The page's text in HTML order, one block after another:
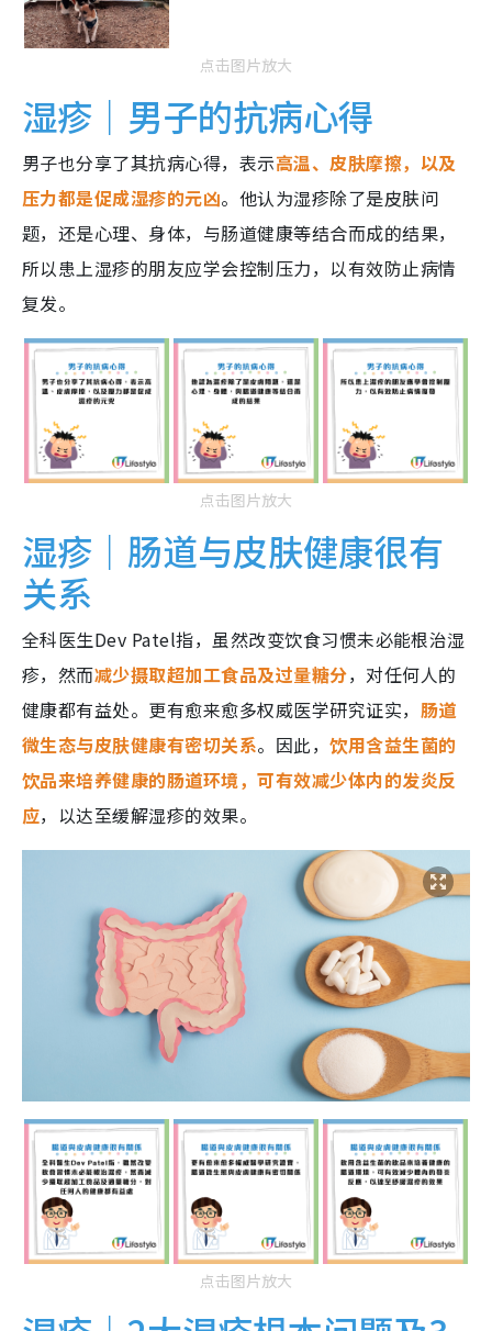
点击图片放大
湿疹｜男子的抗病心得
男子也分享了其抗病心得，表示高温、皮肤摩擦，以及
压力都是促成湿疹的元凶。他认为湿疹除了是皮肤问
题，还是心理、身体，与肠道健康等结合而成的结果，
所以患上湿疹的朋友应学会控制压力，以有效防止病情
复发。
点击图片放大
湿疹｜肠道与皮肤健康很有
关系
全科医生Dev Patel指，虽然改变饮食习惯未必能根治湿
疹，然而减少摄取超加工食品及过量糖分，对任何人的
健康都有益处。更有愈来愈多权威医学研究证实， 肠道
微生态与皮肤健康有密切关系。因此，饮用含益生菌的
饮品来培养健康的肠道环境，可有效减少体内的发炎反
应，以达至缓解湿疹的效果。
点击图片放大